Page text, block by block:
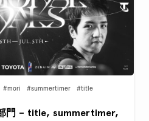
#mori #summertimer
#title
部門 – title, summertimer,